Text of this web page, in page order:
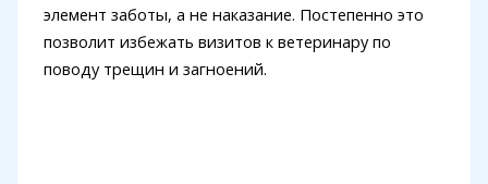
элемент заботы, а не наказание. Постепенно это
позволит избежать визитов к ветеринару по
поводу трещин и загноений.